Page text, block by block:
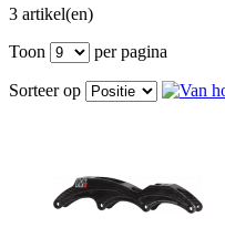
3 artikel(en)
Toon
per pagina
Sorteer op